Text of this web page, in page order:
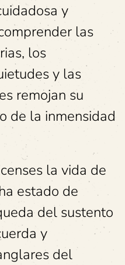
y
las
los
y las
remojan su
de la inmensidad
la vida de
estado de
del sustento
y
del